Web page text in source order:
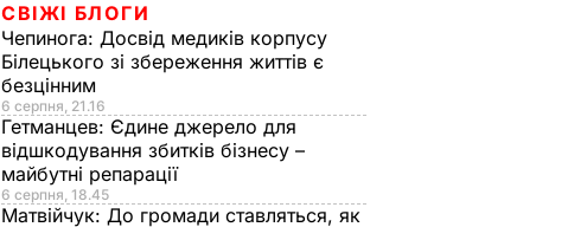
СВІЖІ БЛОГИ
Чепинога: Досвід медиків корпусу
Білецького зі збереження життів є
безцінним
6 серпня, 21.16
Гетманцев: Єдине джерело для
відшкодування збитків бізнесу –
майбутні репарації
6 серпня, 18.45
Матвійчук: До громади ставляться, як